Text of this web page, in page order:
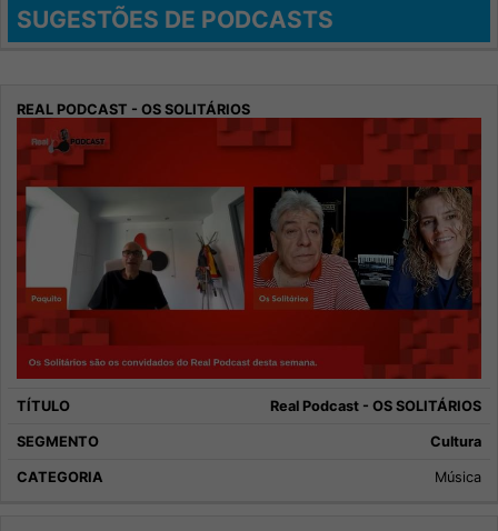
SUGESTÕES DE PODCASTS
Real Podcast - OS SOLITÁRIOS
Cultura
Música